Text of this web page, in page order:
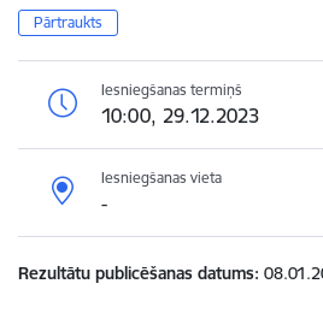
Pārtraukts
Iesniegšanas termiņš
10:00, 29.12.2023
Iesniegšanas vieta
-
Rezultātu publicēšanas datums